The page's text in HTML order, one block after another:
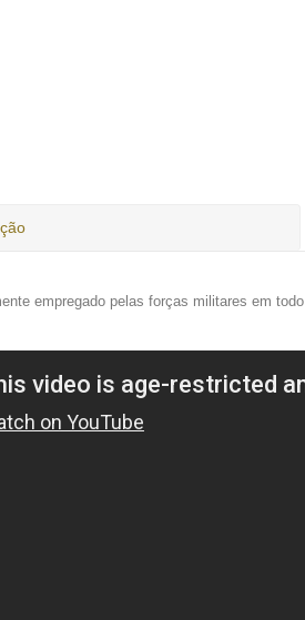
empregado pelas forças militares em